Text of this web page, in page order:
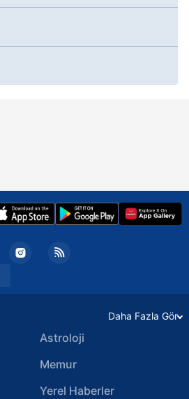
Daha Fazla Gör
Astroloji
Memur
Yerel Haberler